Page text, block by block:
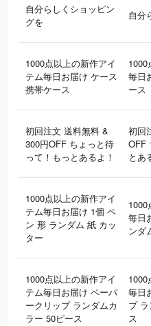
自分らしくショッピン
グを
自分
1000点以上の新作アイ
テム毎日お届け ケース
携帯ケース
1000
毎日
ース
初回注文 送料無料 &
300円OFF ちょっと待
って！もっとあるよ！
初回
OFF
とあ
1000点以上の新作アイ
テム毎日お届け 1個 ペ
ン 形 ランダム 紙 カッ
ター
1000
毎日
ンダ
1000点以上の新作アイ
テム毎日お届け ペーパ
ークリップ ランダムカ
ラー 50ピース
1000
毎日
プ
ス